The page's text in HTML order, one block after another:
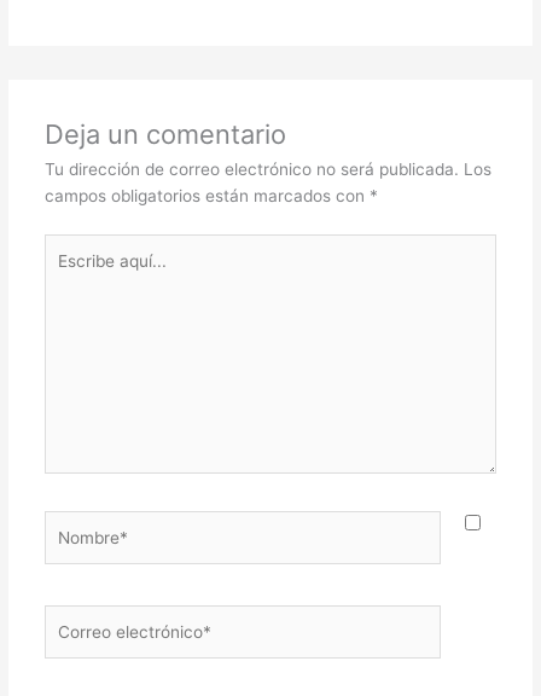
Deja un comentario
Tu dirección de correo electrónico no será publicada. Los
campos obligatorios están marcados con *
aquí...
electrónico*